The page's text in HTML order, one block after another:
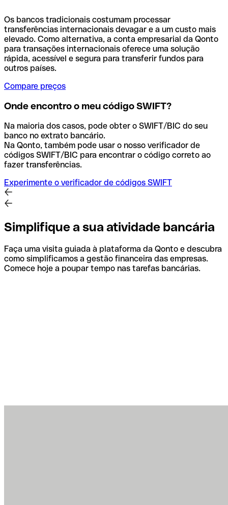
Os bancos tradicionais costumam processar
transferências internacionais devagar e a um custo mais
elevado. Como alternativa, a conta empresarial da Qonto
para transações internacionais oferece uma solução
rápida, acessível e segura para transferir fundos para
outros países.
Compare preços
Onde encontro o meu código SWIFT?
Na maioria dos casos, pode obter o SWIFT/BIC do seu
banco no extrato bancário.
Na Qonto, também pode usar o nosso verificador de
códigos SWIFT/BIC para encontrar o código correto ao
fazer transferências.
Experimente o verificador de códigos SWIFT
Simplifique a sua atividade bancária
Faça uma visita guiada à plataforma da Qonto e descubra
como simplificamos a gestão financeira das empresas.
Comece hoje a poupar tempo nas tarefas bancárias.